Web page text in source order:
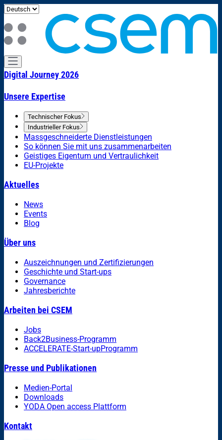
Digital Journey 2026
Unsere Expertise
Technischer Fokus
Industrieller Fokus
Massgeschneiderte Dienstleistungen
So können Sie mit uns zusammenarbeiten
Geistiges Eigentum und Vertraulichkeit
EU-Projekte
Aktuelles
News
Events
Blog
Über uns
Auszeichnungen und Zertifizierungen
Geschichte und Start-ups
Governance
Jahresberichte
Arbeiten bei CSEM
Jobs
Back2Business-Programm
ACCELERATE-Start-upProgramm
Presse und Publikationen
Medien-Portal
Downloads
YODA Open access Plattform
Kontakt